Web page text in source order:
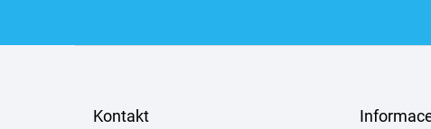
Kontakt